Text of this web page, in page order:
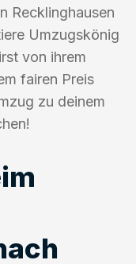
Recklinghausen
Umzugskönig
von ihrem
fairen Preis
zu deinem